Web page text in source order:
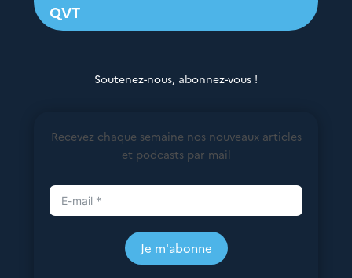
QVT
Soutenez-nous, abonnez-vous !
Recevez chaque semaine nos nouveaux articles
et podcasts par mail
Je m'abonne